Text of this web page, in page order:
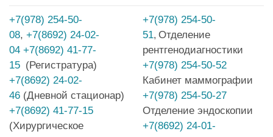
+7(978) 254-50-
08, +7(8692) 24-02-
04 +7(8692) 41-77-
15 (Регистратура)
+7(8692) 24-02-
46 (Дневной стационар)
+7(8692) 41-77-15
(Хирургическое
+7(978) 254-50-
51, Отделение
рентгенодиагностики
+7(978) 254-50-52
Кабинет маммографии
+7(978) 254-50-27
Отделение эндоскопии
+7(8692) 24-01-